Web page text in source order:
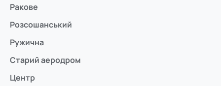
Ракове
Розсошанський
Ружична
Старий аеродром
Центр